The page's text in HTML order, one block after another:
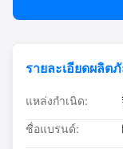
รายละเอียดผลิต
แหล่งกำเนิด:
ชื่อแบรนด์: